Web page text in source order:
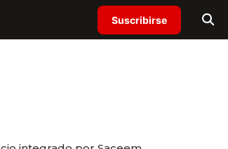
Suscribirse